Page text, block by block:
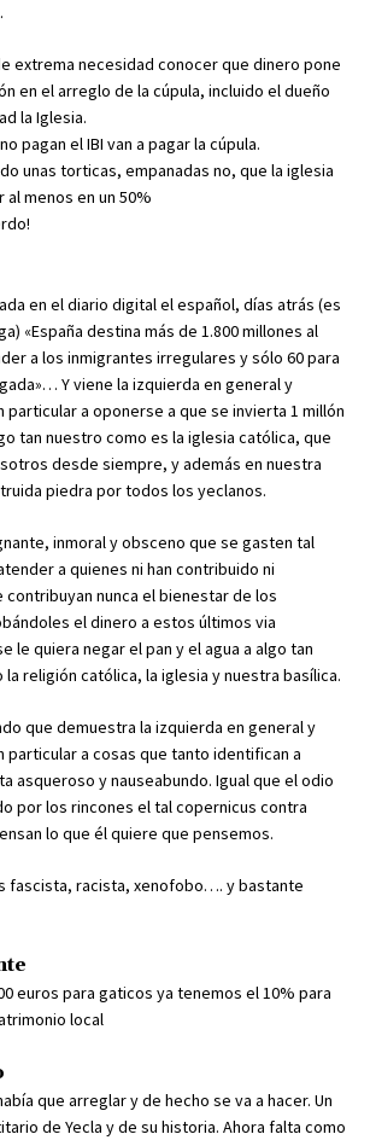
extrema necesidad conocer que dinero pone
en el arreglo de la cúpula, incluido el dueño
la Iglesia.
pagan el IBI van a pagar la cúpula.
unas torticas, empanadas no, que la iglesia
al menos en un 50%
en el diario digital el español, días atrás (es
«España destina más de 1.800 millones al
a los inmigrantes irregulares y sólo 60 para
Y viene la izquierda en general y
particular a oponerse a que se invierta 1 millón
tan nuestro como es la iglesia católica, que
desde siempre, y además en nuestra
piedra por todos los yeclanos.
inmoral y obsceno que se gasten tal
a quienes ni han contribuido ni
nunca el bienestar de los
el dinero a estos últimos via
le quiera negar el pan y el agua a algo tan
religión católica, la iglesia y nuestra basílica.
que demuestra la izquierda en general y
particular a cosas que tanto identifican a
asqueroso y nauseabundo. Igual que el odio
por los rincones el tal copernicus contra
lo que él quiere que pensemos.
fascista, racista, xenofobo…. y bastante
euros para gaticos ya tenemos el 10% para
local
que arreglar y de hecho se va a hacer. Un
de Yecla y de su historia. Ahora falta como